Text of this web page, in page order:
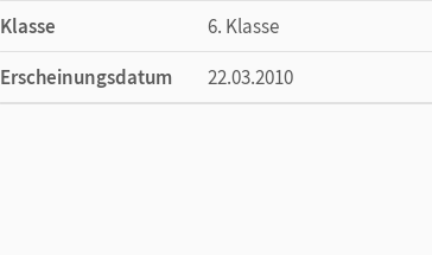
Klasse
6. Klasse
Erscheinungsdatum
22.03.2010